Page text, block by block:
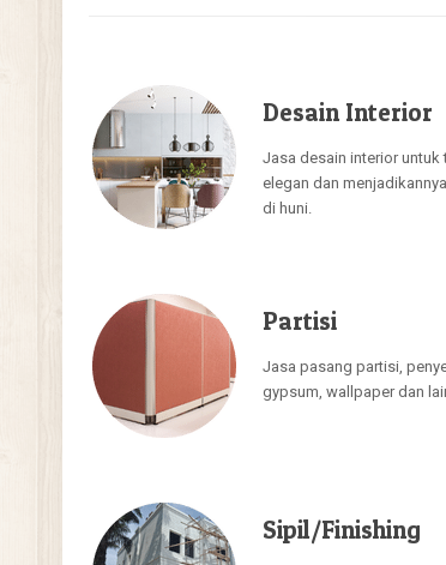
Desain Interior
Jasa desain interior untuk
elegan dan
di huni.
Partisi
Jasa pasang partisi,
gypsum, wallpaper dan
Sipil/Finishing